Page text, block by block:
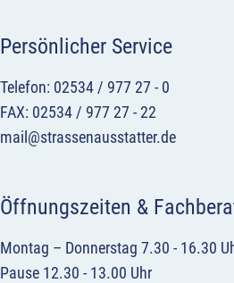
Persönlicher Service
Telefon: 02534 / 977 27 - 0
FAX: 02534 / 977 27 - 22
mail@strassenausstatter.de
Öffnungszeiten &
Montag – Donnerstag 7.30 - 16.30
Pause 12.30 - 13.00 Uhr